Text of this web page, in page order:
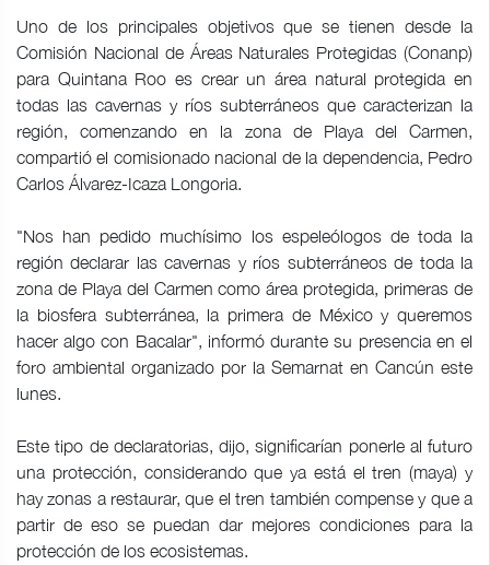
Uno de los principales objetivos que se tienen desde la
Comisión Nacional de Áreas Naturales Protegidas (Conanp)
para Quintana Roo es crear un área natural protegida en
todas las cavernas y ríos subterráneos que caracterizan la
región, comenzando en la zona de Playa del Carmen,
compartió el comisionado nacional de la dependencia, Pedro
Carlos Álvarez-Icaza Longoria.
"Nos han pedido muchísimo los espeleólogos de toda la
región declarar las cavernas y ríos subterráneos de toda la
zona de Playa del Carmen como área protegida, primeras de
la biosfera subterránea, la primera de México y queremos
hacer algo con Bacalar", informó durante su presencia en el
foro ambiental organizado por la Semarnat en Cancún este
lunes.
Este tipo de declaratorias, dijo, significarían ponerle al futuro
una protección, considerando que ya está el tren (maya) y
hay zonas a restaurar, que el tren también compense y que a
partir de eso se puedan dar mejores condiciones para la
protección de los ecosistemas.